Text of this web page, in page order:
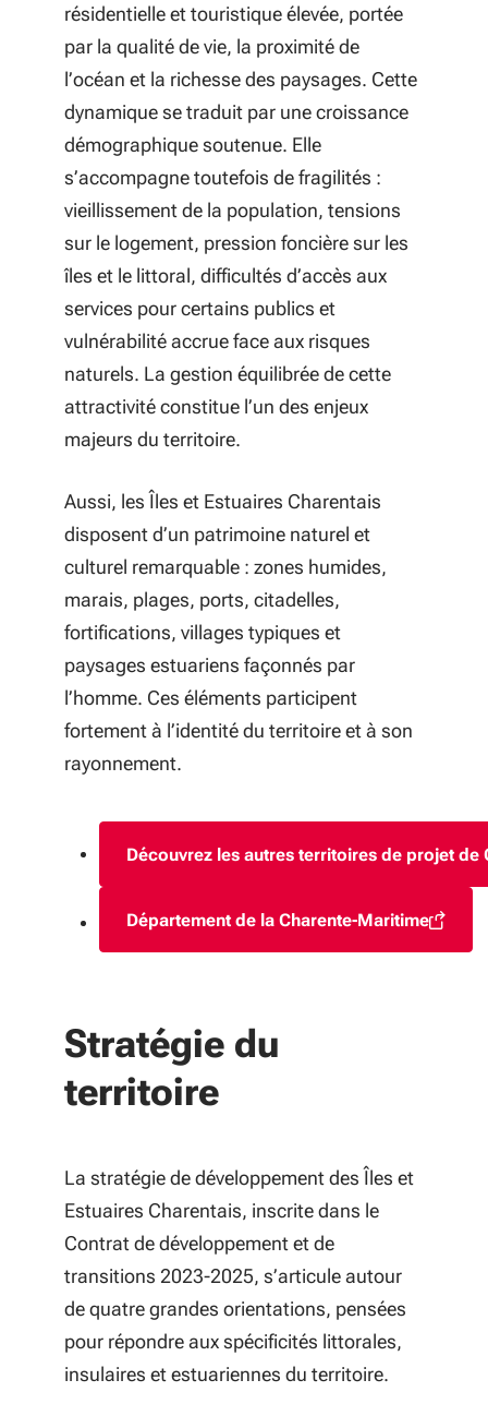
résidentielle et touristique élevée, portée
par la qualité de vie, la proximité de
l’océan et la richesse des paysages. Cette
dynamique se traduit par une croissance
démographique soutenue. Elle
s’accompagne toutefois de fragilités :
vieillissement de la population, tensions
sur le logement, pression foncière sur les
îles et le littoral, difficultés d’accès aux
services pour certains publics et
vulnérabilité accrue face aux risques
naturels. La gestion équilibrée de cette
attractivité constitue l’un des enjeux
majeurs du territoire.
Aussi, les Îles et Estuaires Charentais
disposent d’un patrimoine naturel et
culturel remarquable : zones humides,
marais, plages, ports, citadelles,
fortifications, villages typiques et
paysages estuariens façonnés par
l’homme. Ces éléments participent
fortement à l’identité du territoire et à son
rayonnement.
Découvrez les autres territoires de projet de
Département de la Charente-Maritime
(S'ouvre dans une
Stratégie du
territoire
La stratégie de développement des Îles et
Estuaires Charentais, inscrite dans le
Contrat de développement et de
transitions 2023-2025, s’articule autour
de quatre grandes orientations, pensées
pour répondre aux spécificités littorales,
insulaires et estuariennes du territoire.